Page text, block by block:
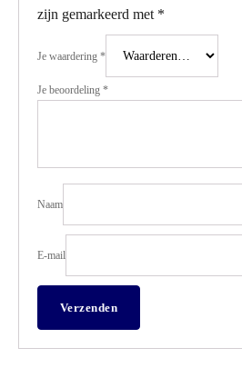
zijn gemarkeerd met *
Je waardering *
Je beoordeling *
Naam
E-mail